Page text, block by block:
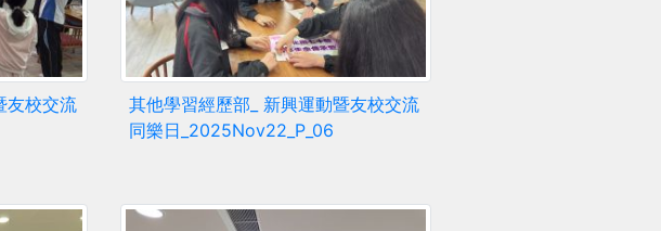
友校交流
其他學習經歷部_ 新興運動暨友校交流
同樂日_2025Nov22_P_06